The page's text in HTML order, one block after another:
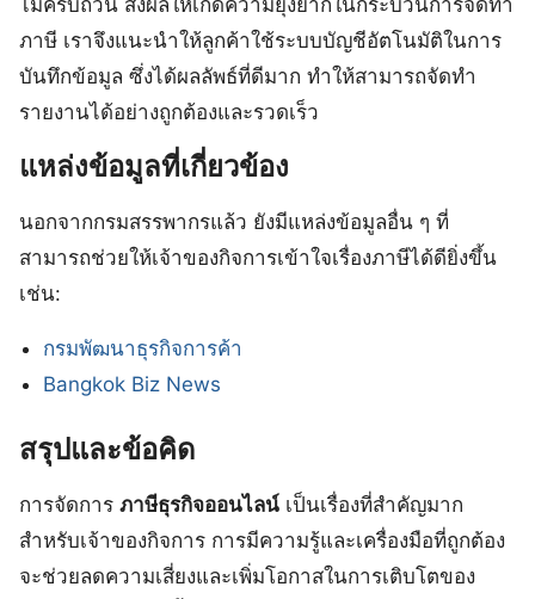
ภาษี เราจึงแนะนำให้ลูกค้าใช้ระบบบัญชีอัตโนมัติในการ
บันทึกข้อมูล ซึ่งได้ผลลัพธ์ที่ดีมาก ทำให้สามารถจัดทำ
รายงานได้อย่างถูกต้องและรวดเร็ว
แหล่งข้อมูลที่เกี่ยวข้อง
นอกจากกรมสรรพากรแล้ว ยังมีแหล่งข้อมูลอื่น ๆ ที่
สามารถช่วยให้เจ้าของกิจการเข้าใจเรื่องภาษีได้ดียิ่งขึ้น
เช่น:
กรมพัฒนาธุรกิจการค้า
Bangkok Biz News
สรุปและข้อคิด
การจัดการ ภาษีธุรกิจออนไลน์ เป็นเรื่องที่สำคัญมาก
สำหรับเจ้าของกิจการ การมีความรู้และเครื่องมือที่ถูกต้อง
จะช่วยลดความเสี่ยงและเพิ่มโอกาสในการเติบโตของ